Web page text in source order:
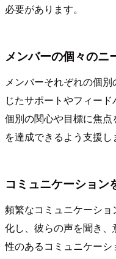
必要があります。
メンバーの個々のニ
メンバーそれぞれの個
じたサポートやフィード
個別の関心や目標に焦
を達成できるよう支援し
コミュニケーション
頻繁なコミュニケーシ
化し、彼らの声を聞き
性のあるコミュニケー